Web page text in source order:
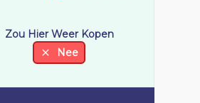
Zou Hier Weer Kopen
Nee